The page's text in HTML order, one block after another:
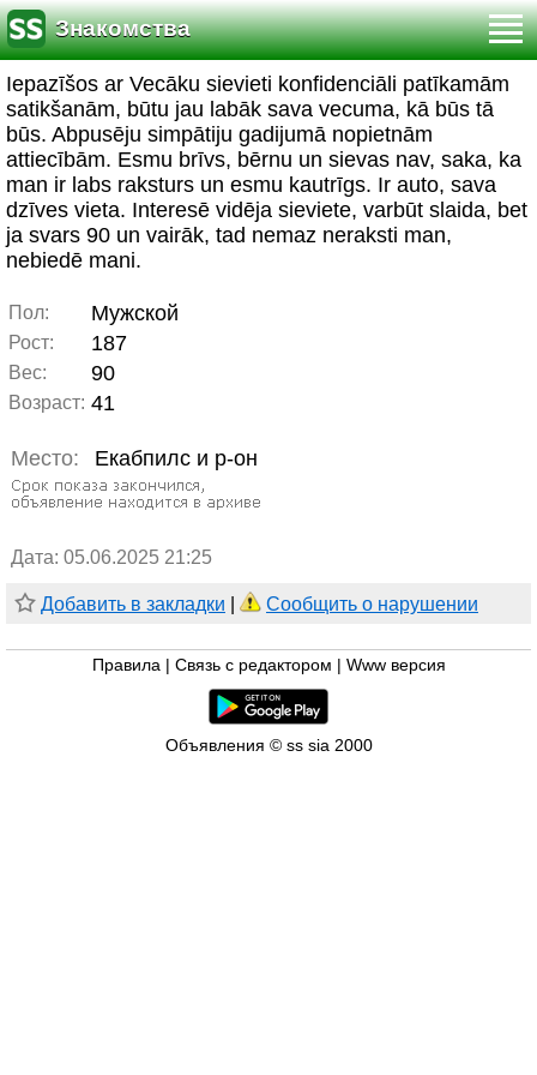
Знакомства
Iepazīšos ar Vecāku sievieti konfidenciāli patīkamām
satikšanām, būtu jau labāk sava vecuma, kā būs tā
būs. Abpusēju simpātiju gadijumā nopietnām
attiecībām. Esmu brīvs, bērnu un sievas nav, saka, ka
man ir labs raksturs un esmu kautrīgs. Ir auto, sava
dzīves vieta. Interesē vidēja sieviete, varbūt slaida, bet
ja svars 90 un vairāk, tad nemaz neraksti man,
nebiedē mani.
Пол: Мужской
Рост: 187
Вес: 90
Возраст: 41
Место: Екабпилс и р-он
Дата: 05.06.2025 21:25
Добавить в закладки Сообщить о нарушении
Правила Связь с редактором Www версия
Объявления © ss sia 2000